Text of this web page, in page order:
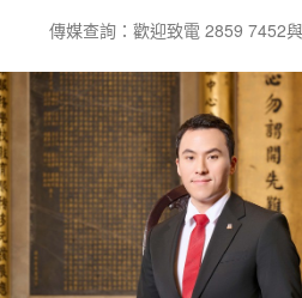
傳媒查詢：歡迎致電 2859 7452